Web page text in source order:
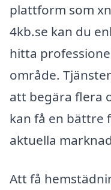
plattform som
4kb.se kan du
hitta
område.
att begära flera
kan få en bättre
aktuella
Att få